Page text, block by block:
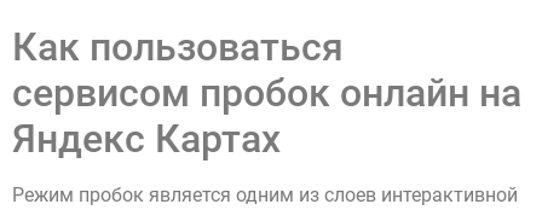
Как пользоваться
сервисом пробок онлайн на
Яндекс Картах
Режим пробок является одним из слоев интерактивной